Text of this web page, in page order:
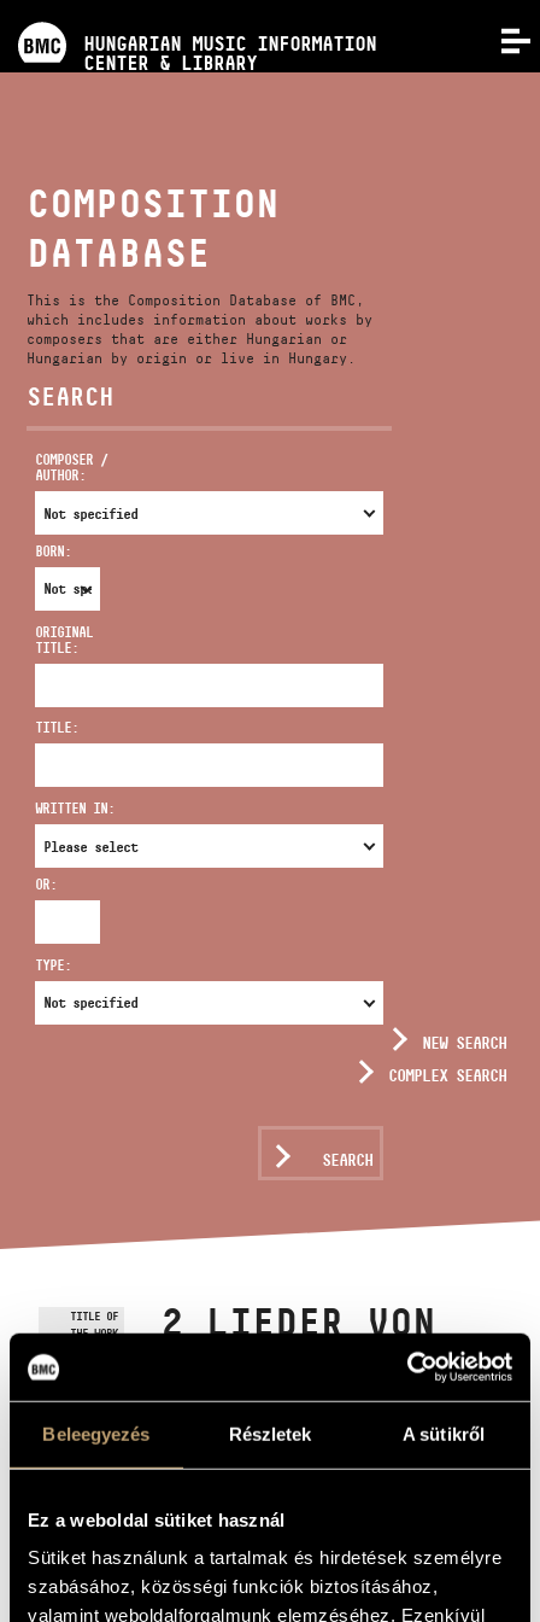
Beleegyezés Részletek A sütikről
Ez a weboldal sütiket használ
Sütiket használunk a tartalmak és hirdetések személyre
szabásához, közösségi funkciók biztosításához,
valamint weboldalforgalmunk elemzéséhez. Ezenkívül
HUNGARIAN MUSIC INFORMATION
CENTER & LIBRARY
RELEASES
ABOUT US
VIDEO GALLERY
ADDRESS
infokozpont@bmc.hu
PHONE
OPENING HOURS
COMPOSITION
DATABASE
This is the Composition Database of BMC,
which includes information about works by
composers that are either Hungarian or
Hungarian by origin or live in Hungary.
SEARCH
COMPOSER /
AUTHOR:
BORN:
ORIGINAL
TITLE:
TITLE:
WRITTEN IN:
OR:
TYPE:
NEW SEARCH
COMPLEX SEARCH
SEARCH
TITLE OF
THE WORK
2 LIEDER VON
SCHUMANN
(S.567) / 2
SONGS BY
ROBERT
SCHUMANN
(S.567)